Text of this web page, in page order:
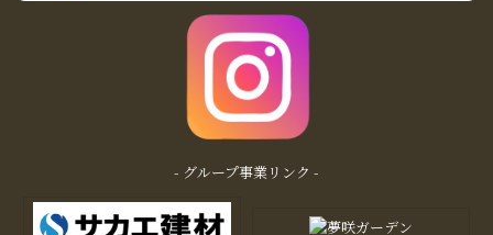
- グループ事業リンク -